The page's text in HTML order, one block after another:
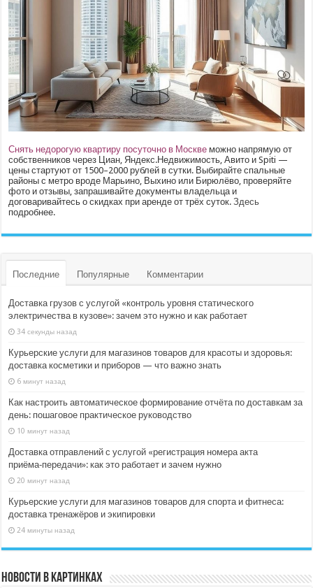
Снять недорогую квартиру посуточно в Москве можно напрямую от
собственников через Циан, Яндекс.Недвижимость, Авито и Spiti —
цены стартуют от 1500–2000 рублей в сутки. Выбирайте спальные
районы с метро вроде Марьино, Выхино или Бирюлёво, проверяйте
фото и отзывы, запрашивайте документы владельца и
договаривайтесь о скидках при аренде от трёх суток.Здесь
подробнее.
Последние Популярные Комментарии
Доставка грузов с услугой «контроль уровня статического
электричества в кузове»: зачем это нужно и как работает
34 секунды назад
Курьерские услуги для магазинов товаров для красоты и здоровья:
доставка косметики и приборов — что важно знать
6 минут назад
Как настроить автоматическое формирование отчёта по доставкам за
день: пошаговое практическое руководство
10 минут назад
Доставка отправлений с услугой «регистрация номера акта
приёма‑передачи»: как это работает и зачем нужно
20 минут назад
Курьерские услуги для магазинов товаров для спорта и фитнеса:
доставка тренажёров и экипировки
24 минуты назад
Новости в картинках